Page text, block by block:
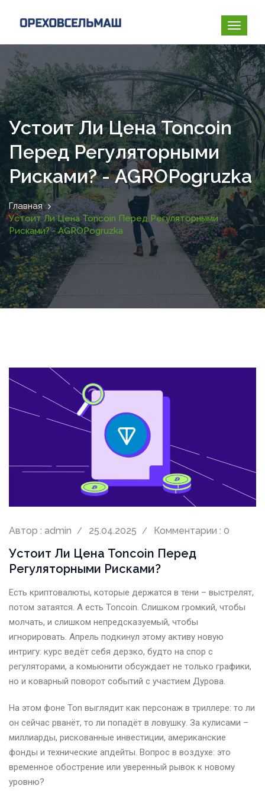
Устоит Ли Цена Toncoin
Перед Регуляторными
Рисками? - AGROPogruzka
Главная
Устоит Ли Цена Toncoin Перед Регуляторными
Рисками? - AGROPogruzka
Автор : admin 25.04.2025 Комментарии : 0
Устоит Ли Цена Toncoin Перед
Регуляторными Рисками?
Есть криптовалюты, которые держатся в тени – выстрелят,
потом затаятся. А есть Toncoin. Слишком громкий, чтобы
молчать, и слишком непредсказуемый, чтобы
игнорировать. Апрель подкинул этому активу новую
интригу: курс ведёт себя дерзко, будто на спор с
регуляторами, а комьюнити обсуждает не только графики,
но и коварный поворот событий с участием Дурова.
На этом фоне Ton выглядит как персонаж в триллере: то ли
он сейчас рванёт, то ли попадёт в ловушку. За кулисами –
миллиарды, рискованные инвестиции, американские
фонды и технические апдейты. Вопрос в воздухе: это
временное обострение или уверенный рывок к новому
уровню?